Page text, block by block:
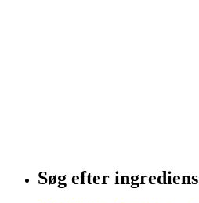
Søg efter ingrediens